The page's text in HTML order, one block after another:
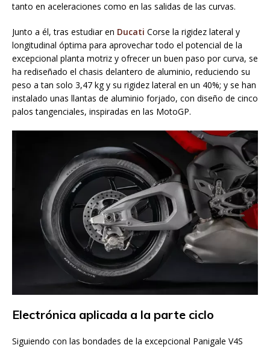
tanto en aceleraciones como en las salidas de las curvas.
Junto a él, tras estudiar en Ducati Corse la rigidez lateral y
longitudinal óptima para aprovechar todo el potencial de la
excepcional planta motriz y ofrecer un buen paso por curva, se
ha rediseñado el chasis delantero de aluminio, reduciendo su
peso a tan solo 3,47 kg y su rigidez lateral en un 40%; y se han
instalado unas llantas de aluminio forjado, con diseño de cinco
palos tangenciales, inspiradas en las MotoGP.
Electrónica aplicada a la parte ciclo
Siguiendo con las bondades de la excepcional Panigale V4S